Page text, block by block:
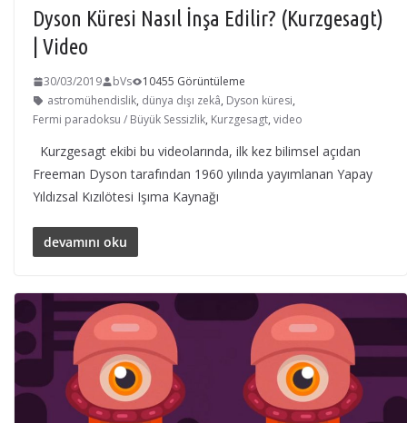
Dyson Küresi Nasıl İnşa Edilir? (Kurzgesagt)
| Video
30/03/2019 bVs
10455 Görüntüleme
astromühendislik, dünya dışı zekâ, Dyson küresi,
Fermi paradoksu / Büyük Sessizlik, Kurzgesagt, video
Kurzgesagt ekibi bu videolarında, ilk kez bilimsel açıdan
Freeman Dyson tarafından 1960 yılında yayımlanan Yapay
Yıldızsal Kızılötesi Işıma Kaynağı
devamını oku